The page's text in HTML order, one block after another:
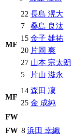
MF
22 長島 滉大
7
桑島 良汰
15 金子 雄祐
20 片岡 爽
27 山本 宗太朗
5
片山 滋永
MF
14 森田 凜
25 金 成純
FW
FW 8 浜田 幸織